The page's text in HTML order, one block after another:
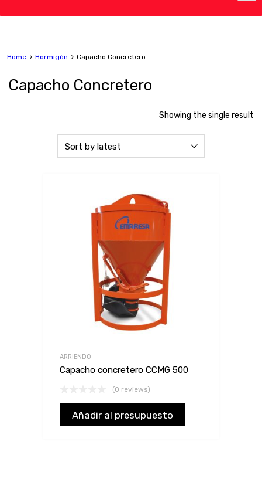
Home Hormigón Capacho Concretero
Capacho Concretero
Showing the single result
ARRIENDO
Capacho concretero CCMG 500
(0 reviews)
Añadir al presupuesto